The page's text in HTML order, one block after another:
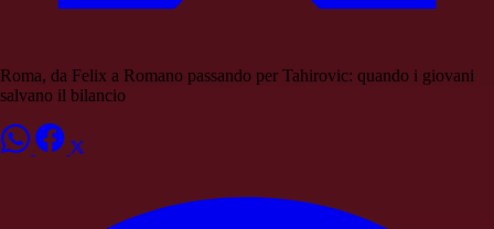
Roma, da Felix a Romano passando per Tahirovic: quando i giovani
salvano il bilancio